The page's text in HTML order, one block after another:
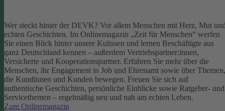
Wer steckt hinter der DEVK? Vor allem Menschen mit Herz, Mut
echten Geschichten. Im Onlinemagazin „Zeit für Menschen“ werfen
Sie einen Blick hinter unsere Kulissen und lernen Beschäftigte aus
ganz Deutschland kennen – außerdem Vertriebspartner:innen,
Versicherte und Kooperationspartner. Erfahren Sie mehr über die
Menschen, ihr Engagement in Job und Ehrenamt sowie über Themen,
die Kundinnen und Kunden bewegen. Freuen Sie sich auf
authentische Geschichten, persönliche Einblicke sowie Ratgeber- und
Servicethemen – regelmäßig neu und nah am echten Leben.
Zum Onlinemagazin